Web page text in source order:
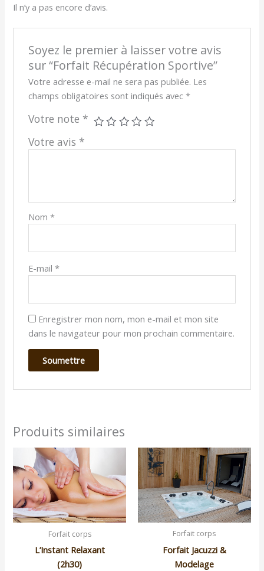
Il n’y a pas encore d’avis.
Soyez le premier à laisser votre avis
sur “Forfait Récupération Sportive”
Votre adresse e-mail ne sera pas publiée. Les
champs obligatoires sont indiqués avec *
Votre note *
Votre avis *
Nom *
E-mail *
Enregistrer mon nom, mon e-mail et mon site
dans le navigateur pour mon prochain commentaire.
Produits similaires
Forfait corps
L’Instant Relaxant
(2h30)
Forfait corps
Forfait Jacuzzi &
Modelage